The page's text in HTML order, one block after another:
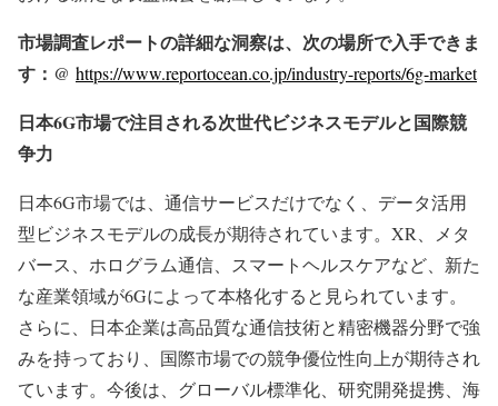
市場調査レポートの詳細な洞察は、次の場所で入手できま
す：@ https://www.reportocean.co.jp/industry-reports/6g-market
日本6G市場で注目される次世代ビジネスモデルと国際競
争力
日本6G市場では、通信サービスだけでなく、データ活用
型ビジネスモデルの成長が期待されています。XR、メタ
バース、ホログラム通信、スマートヘルスケアなど、新た
な産業領域が6Gによって本格化すると見られています。
さらに、日本企業は高品質な通信技術と精密機器分野で強
みを持っており、国際市場での競争優位性向上が期待され
ています。今後は、グローバル標準化、研究開発提携、海